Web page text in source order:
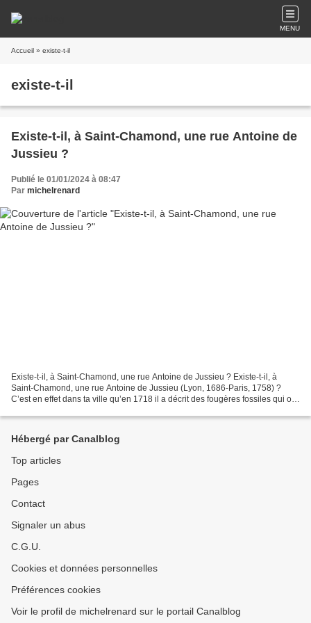
MENU
Accueil » existe-t-il
existe-t-il
Existe-t-il, à Saint-Chamond, une rue Antoine de
Jussieu ?
Publié le 01/01/2024 à 08:47
Par michelrenard
Existe-t-il, à Saint-Chamond, une rue Antoine de Jussieu ? Existe-t-il, à
Saint-Chamond, une rue Antoine de Jussieu (Lyon, 1686-Paris, 1758) ?
C’est en effet dans ta ville qu’en 1718 il a décrit des fougères fossiles qui ont
Hébergé par Canalblog
Top articles
Pages
Contact
Signaler un abus
C.G.U.
Cookies et données personnelles
Préférences cookies
Voir le profil de michelrenard sur le portail Canalblog